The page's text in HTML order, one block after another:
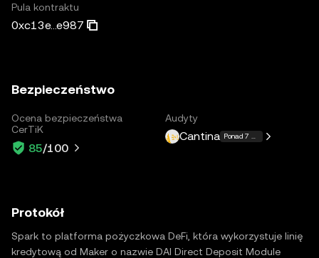
Pula kontraktu
0xc13e...e987
Bezpieczeństwo
Ocena bezpieczeństwa
CerTiK
85/100
Audyty
Cantina Ponad 7 więcej
Protokół
Spark to platforma pożyczkowa DeFi, która wykorzystuje linię
kredytową od Maker o nazwie DAI Direct Deposit Module